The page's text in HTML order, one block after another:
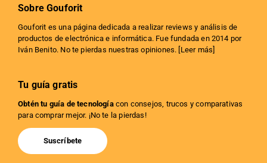
Sobre Gouforit
Gouforit es una página dedicada a realizar reviews y análisis de
productos de electrónica e informática. Fue fundada en 2014 por
Iván Benito. No te pierdas nuestras opiniones. [ Leer más
Tu guía gratis
Obtén tu guía de tecnologíacon consejos, trucos y comparativas
para comprar mejor. ¡No te la pierdas!
Suscríbete